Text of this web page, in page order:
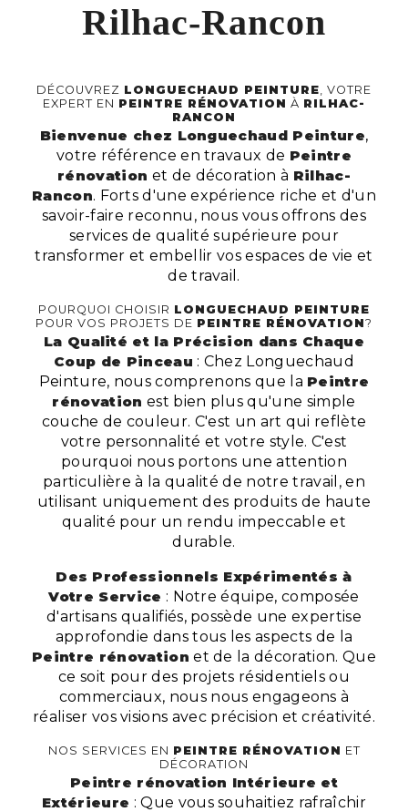
Rilhac-Rancon
DÉCOUVREZ LONGUECHAUD PEINTURE , VOTRE
EXPERT EN PEINTRE RÉNOVATION À RILHAC-
RANCON
Bienvenue chez Longuechaud Peinture,
votre référence en travaux de Peintre
rénovation et de décoration à Rilhac-
Rancon. Forts d'une expérience riche et d'un
savoir-faire reconnu, nous vous offrons des
services de qualité supérieure pour
transformer et embellir vos espaces de vie et
de travail.
POURQUOI CHOISIR LONGUECHAUD PEINTURE
POUR VOS PROJETS DE PEINTRE RÉNOVATION?
La Qualité et la Précision dans Chaque
Coup de Pinceau : Chez Longuechaud
Peinture, nous comprenons que la Peintre
rénovation est bien plus qu'une simple
couche de couleur. C'est un art qui reflète
votre personnalité et votre style. C'est
pourquoi nous portons une attention
particulière à la qualité de notre travail, en
utilisant uniquement des produits de haute
qualité pour un rendu impeccable et
durable.
Des Professionnels Expérimentés à
Votre Service : Notre équipe, composée
d'artisans qualifiés, possède une expertise
approfondie dans tous les aspects de la
Peintre rénovation et de la décoration. Que
ce soit pour des projets résidentiels ou
commerciaux, nous nous engageons à
réaliser vos visions avec précision et créativité.
NOS SERVICES EN PEINTRE RÉNOVATION ET
DÉCORATION
Peintre rénovation Intérieure et
Extérieure : Que vous souhaitiez rafraîchir